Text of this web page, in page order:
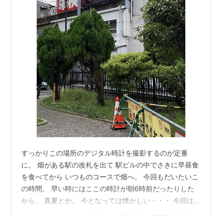
すっかりこの場所のデジタル時計を撮影するのが定番
に。 畑がある駅の改札を出て 駅ビルの中でさきに早昼食
を食べてから いつものコースで畑へ。 今回もだいたいこ
の時間。 早い時にはここの時計が朝6時前だったりした
から。 真夏とか。 今となっては懐かしい・・・ 今回は